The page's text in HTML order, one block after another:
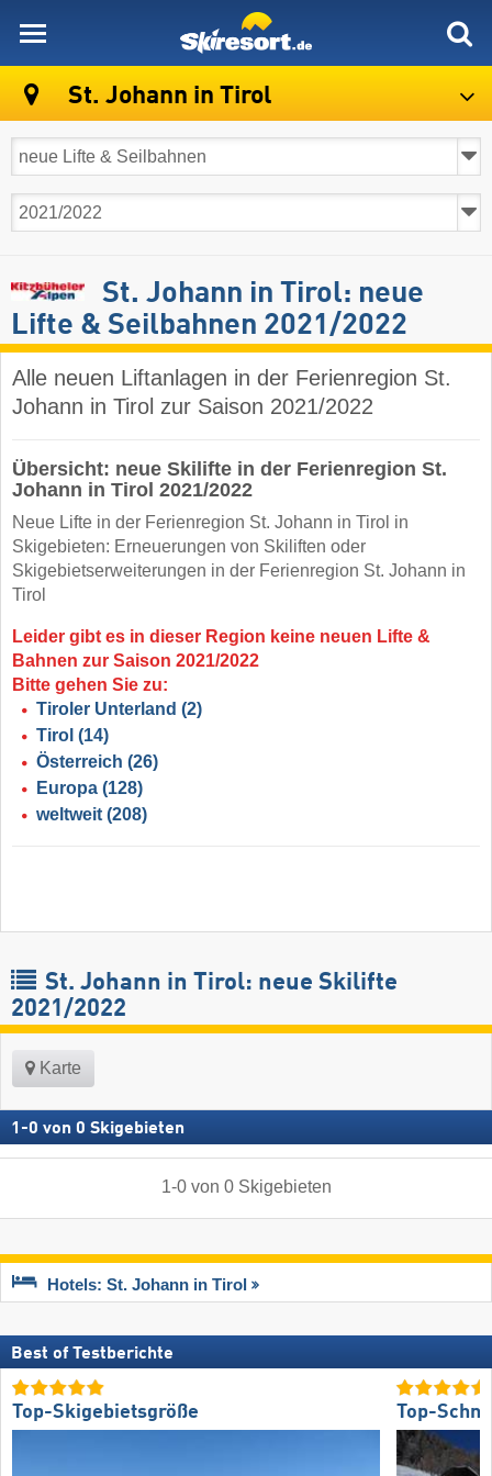
St. Johann in Tirol
St. Johann in Tirol: neue
Lifte & Seilbahnen 2021/2022
Alle neuen Liftanlagen in der Ferienregion St.
Johann in Tirol zur Saison 2021/2022
Übersicht: neue Skilifte in der Ferienregion St.
Johann in Tirol 2021/2022
Neue Lifte in der Ferienregion St. Johann in Tirol in
Skigebieten: Erneuerungen von Skiliften oder
Skigebietserweiterungen in der Ferienregion St. Johann in
Tirol
Leider gibt es in dieser Region keine neuen Lifte &
Bahnen zur Saison 2021/2022
Bitte gehen Sie zu:
Tiroler Unterland (2)
Tirol (14)
Österreich (26)
Europa (128)
weltweit (208)
St. Johann in Tirol: neue Skilifte
2021/2022
Karte
1 -0 von 0 Skigebieten
1-0von 0 Skigebieten
Hotels: St. Johann in Tirol
Best of Testberichte
Top-Skigebietsgröße Top-